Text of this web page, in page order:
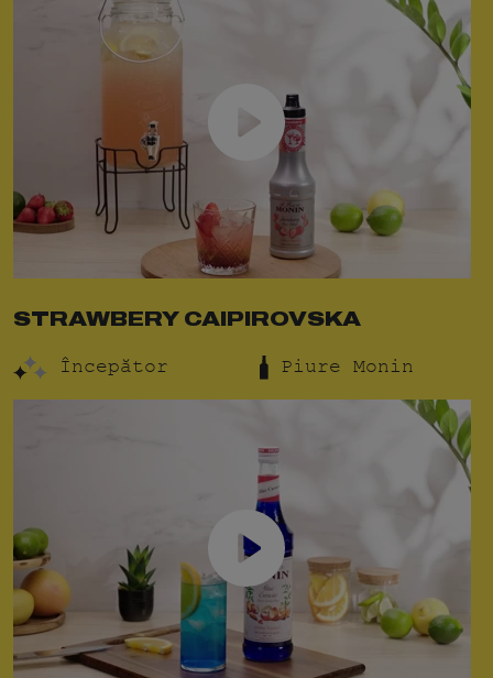
STRAWBERY CAIPIROVSKA
Începător Piure Monin